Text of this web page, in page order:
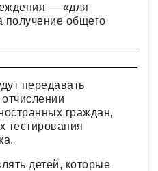
— «для
получение общего
передавать
граждан,
тестирования
детей, которые